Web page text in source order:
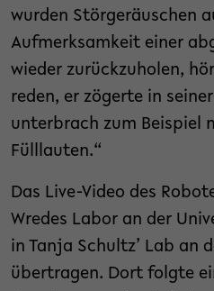
wurden Störgeräuschen
Aufmerksamkeit einer
wieder zurückzuholen,
reden, er zögerte in
unterbrach zum Beispiel
Fülllauten.“
Das Live-Video des
Wredes Labor an der
in Tanja Schultz’ Lab an
übertragen. Dort folgte